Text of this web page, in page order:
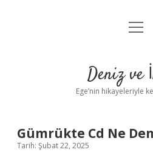
Anasayfa
Yasal
Deniz ve
Ege’nin hikayeleriyle
Gümrükte Cd Ne
Tarih: Şubat 22, 2025